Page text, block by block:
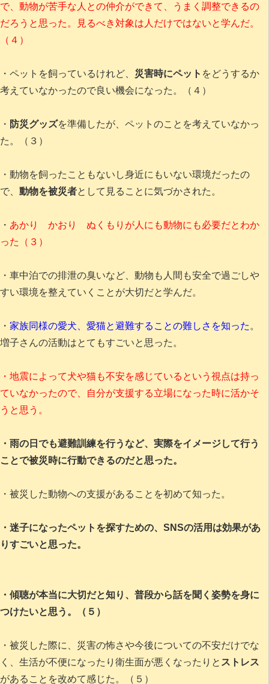
で、動物が苦手な人との仲介ができて、うまく調整できるの
だろうと思った。見るべき対象は人だけではないと学んだ。
（４）
・ペットを飼っているけれど、 災害時にペット をどうするか
考えていなかったので良い機会になった。（４）
・ 防災グッズを準備したが、ペットのことを考えていなかっ
た。（３）
・動物を飼ったこともないし身近にもいない環境だったの
で、 動物を被災者として見ることに気づかされた。
・ あかり かおり ぬくもりが人にも動物にも必要だとわか
った（３）
・車中泊での排泄の臭いなど、動物も人間も安全で過ごしや
すい環境を整えていくことが大切だと学んだ。
・ 家族同様の愛犬、愛猫と避難することの難しさを知った 。
増子さんの活動はとてもすごいと思った。
・地震によって犬や猫も不安を感じているという視点は持っ
ていなかったので、自分が支援する立場になった時に活かそ
うと思う。
・雨の日でも避難訓練を行うなど、実際をイメージして行う
ことで被災時に行動できるのだと思った。
・被災した動物への支援があることを初めて知った。
・迷子になったペットを探すための、SNSの活用は効果があ
りすごいと思った。
・傾聴が本当に大切だと知り、普段から話を聞く姿勢を身に
つけたいと思う。（５）
・被災した際に、災害の怖さや今後についての不安だけでな
く、生活が不便になったり衛生面が悪くなったりと ストレス
があることを改めて感じた。（５）